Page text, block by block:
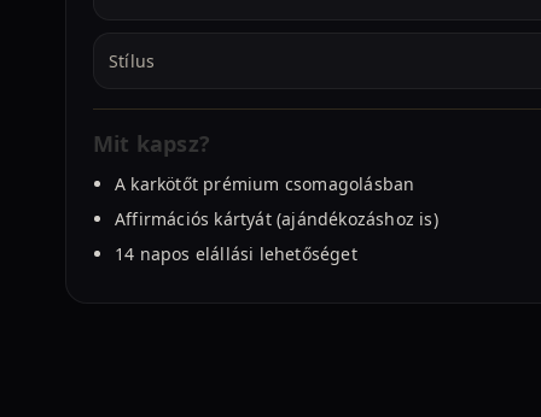
Stílus
Mit kapsz?
A karkötőt prémium csomagolásban
Affirmációs kártyát (ajándékozáshoz is)
14 napos elállási lehetőséget